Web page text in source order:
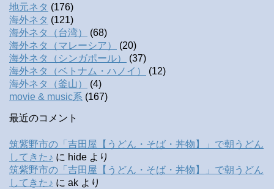
地元ネタ (176)
海外ネタ (121)
海外ネタ（台湾）
(68)
海外ネタ（マレーシア）
(20)
海外ネタ（シンガポール）
(37)
海外ネタ（ベトナム・ハノイ）
(12)
海外ネタ（釜山）
(4)
movie & music系 (167)
最近のコメント
筑紫野市の「吉田屋【うどん・そば・丼物】」で朝うどん
してきた♪ に hide より
筑紫野市の「吉田屋【うどん・そば・丼物】」で朝うどん
してきた♪ に ak より